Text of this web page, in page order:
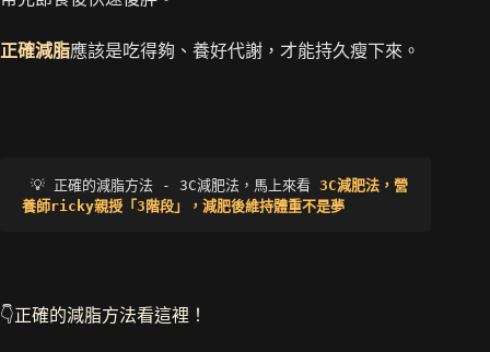
正確減脂應該是吃得夠、養好代謝，才能持久瘦下來。
💡 正確的減脂方法 - 3C減肥法，馬上來看 3C減肥法，營
養師ricky親授「3階段」，減肥後維持體重不是夢
👇正確的減脂方法看這裡！